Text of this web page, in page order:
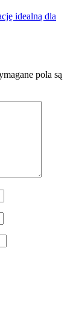
idealną dla
pola są